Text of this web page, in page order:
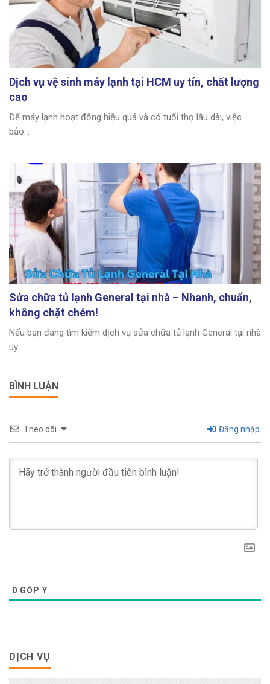
Dịch vụ vệ sinh máy lạnh tại HCM uy tín, chất lượng
cao
Để máy lạnh hoạt động hiệu quả và có tuổi thọ lâu dài, việc
bảo...
Sửa chữa tủ lạnh General tại nhà – Nhanh, chuẩn,
không chặt chém!
Nếu bạn đang tìm kiếm dịch vụ sửa chữa tủ lạnh General tại nhà
uy...
BÌNH LUẬN
Theo dõi Đăng nhập
0 GÓP Ý
DỊCH VỤ